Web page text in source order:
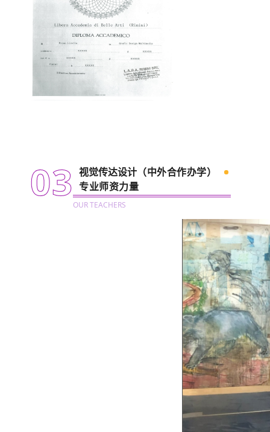
03 视觉传达设计 （中外合作办学）
专业师资力量
OUR TEACHERS